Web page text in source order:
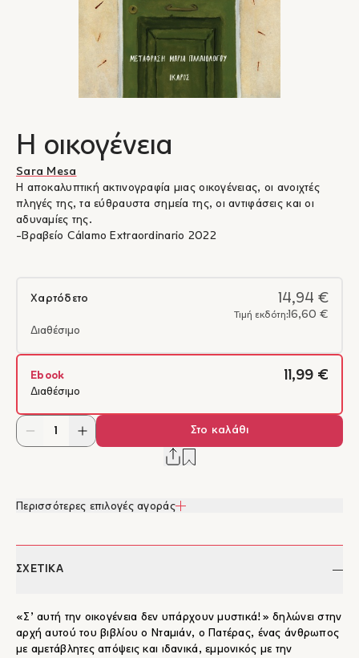
Η οικογένεια
Sara Mesa
Η αποκαλυπτική ακτινογραφία μιας οικογένειας, οι ανοιχτές
πληγές της, τα εύθραυστα σημεία της, οι αντιφάσεις και οι
αδυναμίες της.
-Βραβείο Cálamo Extraordinario 2022
Χαρτόδετο 14,94 €
Τιμή εκδότη: 16,60 €
Διαθέσιμο
Ebook 11,99 €
Διαθέσιμο
Στο καλάθι
Περισσότερες επιλογές αγοράς
ΣΧΕΤΙΚΑ
«Σ’ αυτή την οικογένεια δεν υπάρχουν μυστικά!» δηλώνει στην
αρχή αυτού του βιβλίου ο Νταμιάν, ο Πατέρας, ένας άνθρωπος
με αμετάβλητες απόψεις και ιδανικά, εμμονικός με την